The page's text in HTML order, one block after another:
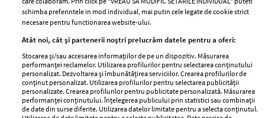
GSP
Unica
Baby
Retete
femei
Viva
Avantaje
Retete practice
schimba preferintele in mod individual, mai putin cele legate de cookie strict
necesare pentru functionarea website-ului.
Atât noi, cât și partenerii noștri prelucrăm datele pentru a oferi:
Stocarea și/sau accesarea informațiilor de pe un dispozitiv. Măsurarea
performanței reclamelor. Utilizarea profilurilor pentru selectarea conținutului
personalizat. Dezvoltarea și îmbunătățirea serviciilor. Crearea profilurilor de
conținut personalizat. Utilizarea profilurilor pentru selectarea publicității
personalizate. Crearea profilurilor pentru publicitate personalizată. Măsurarea
performanței conținutului. Înțelegerea publicului prin statistici sau combinații
de date din surse diferite. Utilizarea datelor limitate pentru a selecta conținutul.